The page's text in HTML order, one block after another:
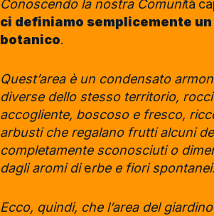
Conoscendo la nostra Comunità
ci definiamo semplicemente
botanico.
Quest’area è un condensato
diverse dello stesso territorio,
accogliente, boscoso e fresco,
arbusti che regalano frutti alcuni
completamente sconosciuti o
dagli aromi dierbe e fiori spontanei.
Ecco, quindi, che l’area del